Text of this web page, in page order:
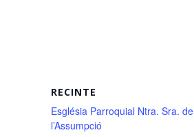
RECINTE
Església Parroquial Ntra. Sra. de
l’Assumpció